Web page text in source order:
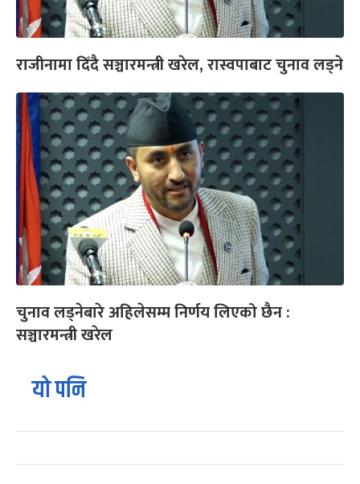
राजीनामा दिँदै सञ्चारमन्त्री खरेल, रास्वपाबाट चुनाव लड्ने
चुनाव लड्नेबारे अहिलेसम्म निर्णय लिएको छैन :
सञ्चारमन्त्री खरेल
यो पनि